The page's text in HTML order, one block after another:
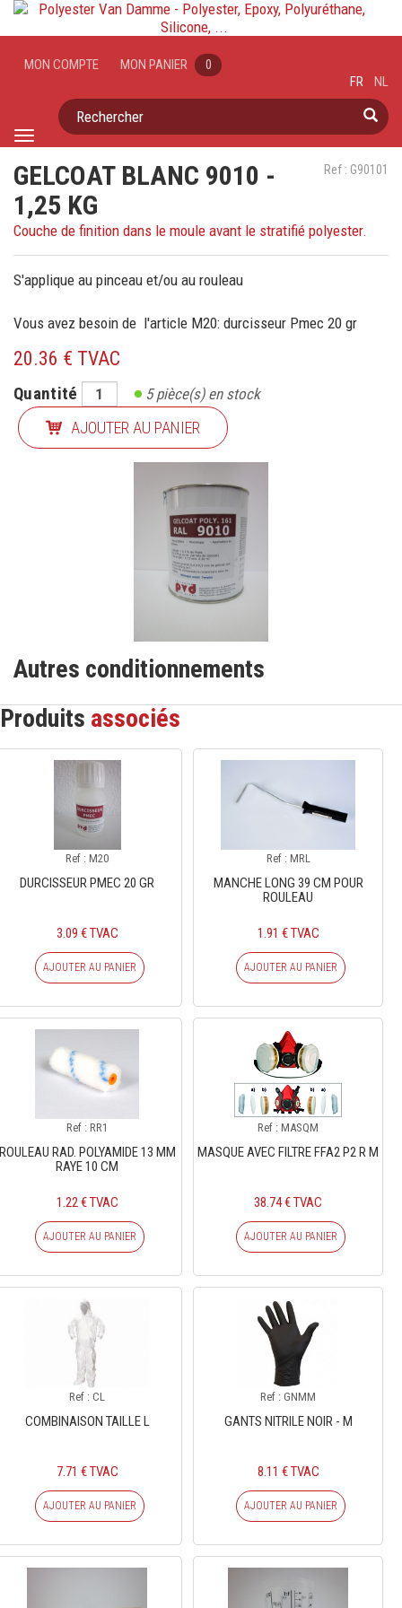
Toggle
MON COMPTE MON PANIER 0
Rechercher
FR NL
Ref : G90101
GELCOAT BLANC 9010 -
1,25 KG
Couche de finition dans le moule avant le stratifié polyester.
S'applique au pinceau et/ou au rouleau
Vous avez besoin de l'article M20: durcisseur Pmec 20 gr
20.36 € TVAC
Quantité 5pièce(s) en stock
AJOUTER AU PANIER
Autres conditionnements
Produits associés
Ref : M20
DURCISSEUR PMEC 20 GR
3.09 € TVAC
AJOUTER AU PANIER
Ref : MRL
MANCHE LONG 39 CM POUR
ROULEAU
1.91 € TVAC
AJOUTER AU PANIER
Ref : RR1
RAD. POLYAMIDE 13 MM
RAYE 10 CM
1.22 € TVAC
AJOUTER AU PANIER
Ref : MASQM
MASQUE AVEC FILTRE FFA2 P2 R M
38.74 € TVAC
AJOUTER AU PANIER
Ref : CL
COMBINAISON TAILLE L
7.71 € TVAC
AJOUTER AU PANIER
Ref : GNMM
GANTS NITRILE NOIR - M
8.11 € TVAC
AJOUTER AU PANIER